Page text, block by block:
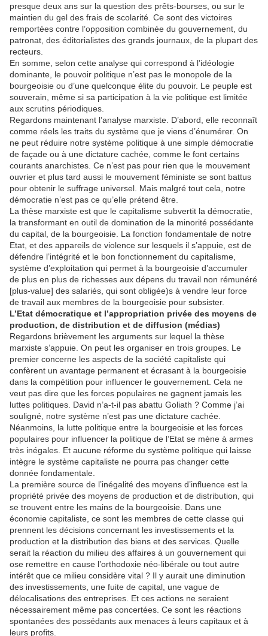
presque deux ans sur la question des prêts-bourses, ou sur le
maintien du gel des frais de scolarité. Ce sont des victoires
remportées contre l’opposition combinée du gouvernement, du
patronat, des éditorialistes des grands journaux, de la plupart des
recteurs.
En somme, selon cette analyse qui correspond à l’idéologie
dominante, le pouvoir politique n’est pas le monopole de la
bourgeoisie ou d’une quelconque élite du pouvoir. Le peuple est
souverain, même si sa participation à la vie politique est limitée
aux scrutins périodiques.
Regardons maintenant l’analyse marxiste. D’abord, elle reconnaît
comme réels les traits du système que je viens d’énumérer. On
ne peut réduire notre système politique à une simple démocratie
de façade ou à une dictature cachée, comme le font certains
courants anarchistes. Ce n’est pas pour rien que le mouvement
ouvrier et plus tard aussi le mouvement féministe se sont battus
pour obtenir le suffrage universel. Mais malgré tout cela, notre
démocratie n’est pas ce qu’elle prétend être.
La thèse marxiste est que le capitalisme subvertit la démocratie,
la transformant en outil de domination de la minorité possédante
du capital, de la bourgeoisie. La fonction fondamentale de notre
Etat, et des appareils de violence sur lesquels il s’appuie, est de
défendre l’intégrité et le bon fonctionnement du capitalisme,
système d’exploitation qui permet à la bourgeoisie d’accumuler
de plus en plus de richesses aux dépens du travail non rémunéré
[plus-value] des salariés, qui sont obligée)s à vendre leur force
de travail aux membres de la bourgeoisie pour subsister.
L’Etat démocratique et l’appropriation privée des moyens de
production, de distribution et de diffusion (médias)
Regardons brièvement les arguments sur lequel la thèse
marxiste s’appuie. On peut les organiser en trois groupes. Le
premier concerne les aspects de la société capitaliste qui
confèrent un avantage permanent et écrasant à la bourgeoisie
dans la compétition pour influencer le gouvernement. Cela ne
veut pas dire que les forces populaires ne gagnent jamais les
luttes politiques. David n’a-t-il pas abattu Goliath ? Comme j’ai
souligné, notre système n’est pas une dictature cachée.
Néanmoins, la lutte politique entre la bourgeoisie et les forces
populaires pour influencer la politique de l’Etat se mène à armes
très inégales. Et aucune réforme du système politique qui laisse
intègre le système capitaliste ne pourra pas changer cette
donnée fondamentale.
La première source de l’inégalité des moyens d’influence est la
propriété privée des moyens de production et de distribution, qui
se trouvent entre les mains de la bourgeoisie. Dans une
économie capitaliste, ce sont les membres de cette classe qui
prennent les décisions concernant les investissements et la
production et la distribution des biens et des services. Quelle
serait la réaction du milieu des affaires à un gouvernement qui
ose remettre en cause l’orthodoxie néo-libérale ou tout autre
intérêt que ce milieu considère vital ? Il y aurait une diminution
des investissements, une fuite de capital, une vague de
délocalisations des entreprises. Et ces actions ne seraient
nécessairement même pas concertées. Ce sont les réactions
spontanées des possédants aux menaces à leurs capitaux et à
leurs profits.